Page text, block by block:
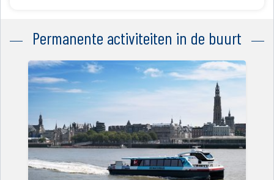
Permanente activiteiten in de buurt